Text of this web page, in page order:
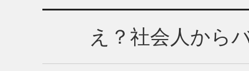
え？社会人から